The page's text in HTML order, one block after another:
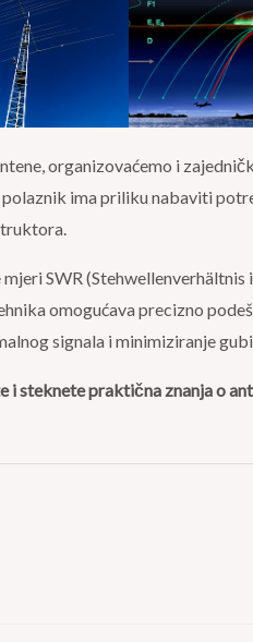
organizovaćemo i
polaznik ima priliku nabaviti
SWR
omogućava precizno
signala i minimiziranje
steknete praktična znanja o